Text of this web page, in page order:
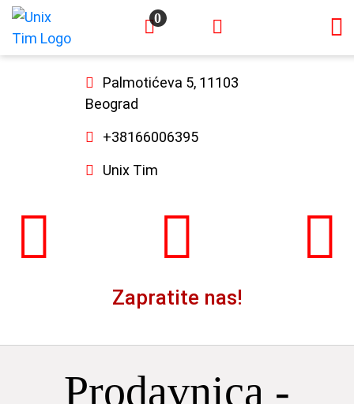
×
0
Palmotićeva 5, 11103
Beograd
+38166006395
Unix Tim
Zapratite nas!
Prodavnica -